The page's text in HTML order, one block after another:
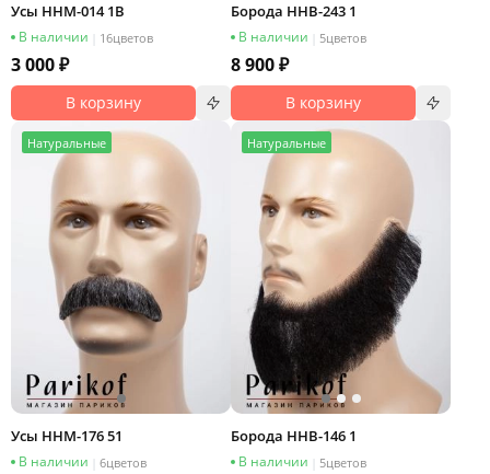
Усы HHM-014 1B
В наличии 16цветов
3 000 ₽
В корзину
Борода HHB-243 1
В наличии 5цветов
8 900 ₽
В корзину
Натуральные
Усы HHM-176 51
В наличии 6цветов
Натуральные
Борода HHB-146 1
В наличии 5цветов